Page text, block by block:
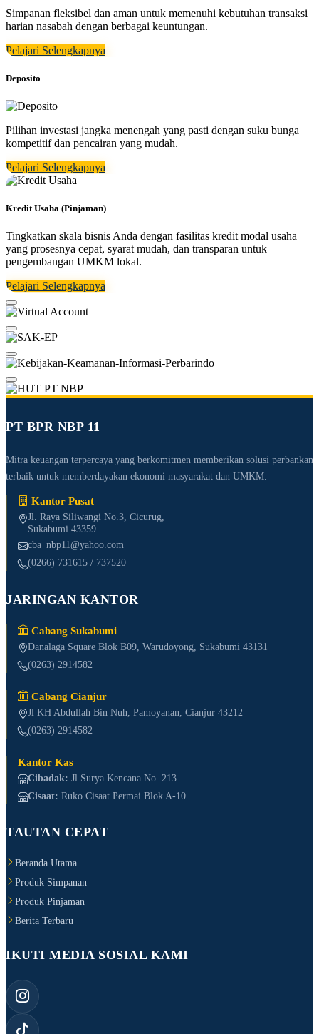
Simpanan fleksibel dan aman untuk memenuhi kebutuhan transaksi
harian nasabah dengan berbagai keuntungan.
Pelajari Selengkapnya
Deposito
Pilihan investasi jangka menengah yang pasti dengan suku bunga
kompetitif dan pencairan yang mudah.
Pelajari Selengkapnya
Kredit Usaha (Pinjaman)
Tingkatkan skala bisnis Anda dengan fasilitas kredit modal usaha
yang prosesnya cepat, syarat mudah, dan transparan untuk
pengembangan UMKM lokal.
Pelajari Selengkapnya
PT BPR NBP 11
Mitra keuangan terpercaya yang berkomitmen memberikan solusi perbankan
terbaik untuk memberdayakan ekonomi masyarakat dan UMKM.
Kantor Pusat
Jl. Raya Siliwangi No.3, Cicurug,
Sukabumi 43359
cba_nbp11@yahoo.com
(0266) 731615 / 737520
JARINGAN KANTOR
Cabang Sukabumi
Danalaga Square Blok B09, Warudoyong, Sukabumi 43131
(0263) 2914582
Cabang Cianjur
Jl KH Abdullah Bin Nuh, Pamoyanan, Cianjur 43212
(0263) 2914582
Kantor Kas
Cibadak: Jl Surya Kencana No. 213
Cisaat: Ruko Cisaat Permai Blok A-10
TAUTAN CEPAT
Beranda Utama
Produk Simpanan
Produk Pinjaman
Berita Terbaru
IKUTI MEDIA SOSIAL KAMI